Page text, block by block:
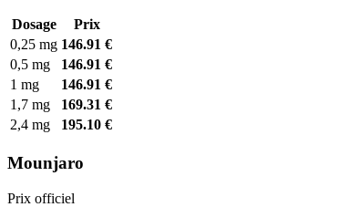
Dosage
Prix
0,25 mg 146.91 €
0,5 mg
146.91 €
1 mg
146.91 €
1,7 mg
169.31 €
2,4 mg
195.10 €
Mounjaro
Prix officiel